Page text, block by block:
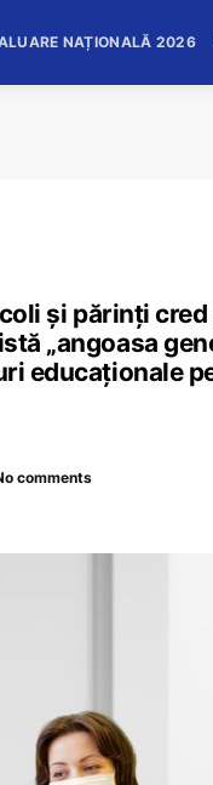
NAȚIONALĂ 2026
și părinți
„angoasa
educaționale
comments